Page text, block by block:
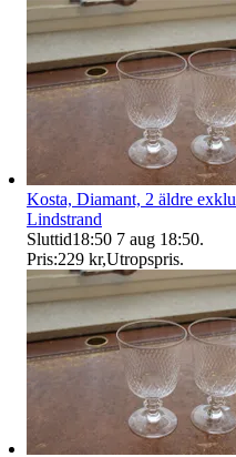
Kosta, Diamant, 2 äldre
Lindstrand
Sluttid18:50 7 aug 18:50.
Pris:229 kr,Utropspris.